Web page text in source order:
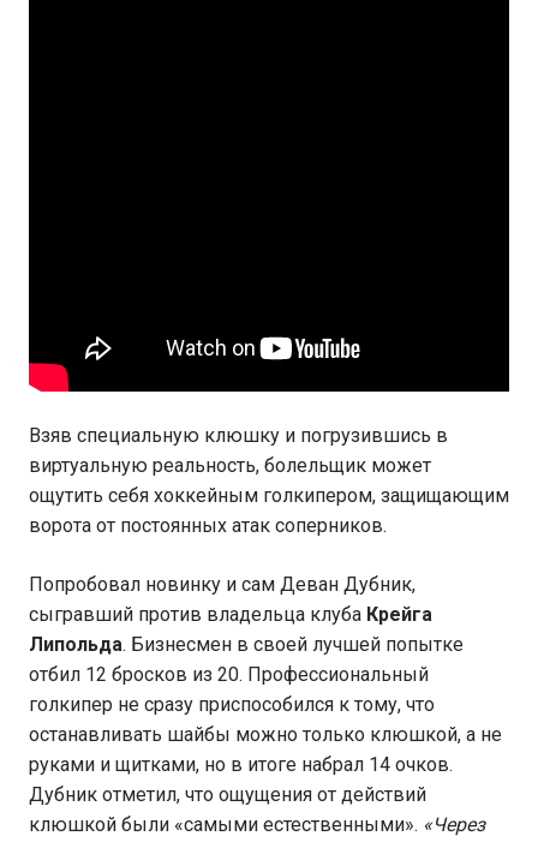
Взяв специальную клюшку и погрузившись в
виртуальную реальность, болельщик может
ощутить себя хоккейным голкипером, защищающим
ворота от постоянных атак соперников.
Попробовал новинку и сам Деван Дубник,
сыгравший против владельца клуба Крейга
Липольда. Бизнесмен в своей лучшей попытке
отбил 12 бросков из 20. Профессиональный
голкипер не сразу приспособился к тому, что
останавливать шайбы можно только клюшкой, а не
руками и щитками, но в итоге набрал 14 очков.
Дубник отметил, что ощущения от действий
клюшкой были «самыми естественными». «Через